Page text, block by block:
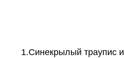
1.Синекрылый траупис